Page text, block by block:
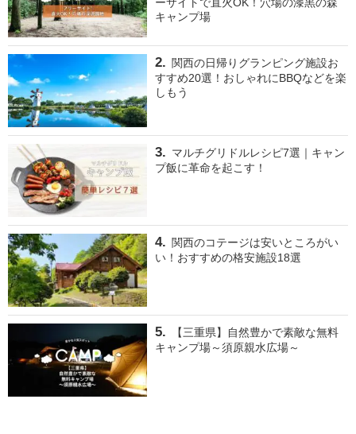
キャンプ場
関西の日帰りグランピング施設お
すすめ20選！おしゃれにBBQなどを楽
しもう
マルチグリドルレシピ7選｜キャン
プ飯に革命を起こす！
関西のコテージは安いところがい
い！おすすめの格安施設18選
【三重県】自然豊かで素敵な無料
キャンプ場～須原親水広場～